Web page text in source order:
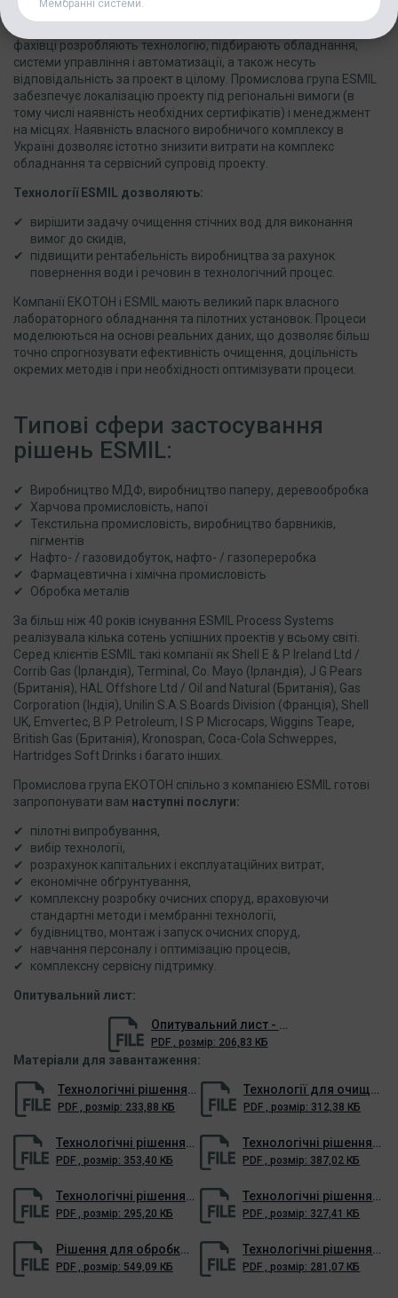
в області розробки рішень для очищення «складних» стічних
фахівці розробляють технологію, підбирають обладнання,
системи управління і автоматизації, а також несуть
відповідальність за проект в цілому. Промислова група ESMIL
забезпечує локалізацію проекту під регіональні вимоги (в
тому числі наявність необхідних сертифікатів) і менеджмент
на місцях. Наявність власного виробничого комплексу в
Україні дозволяє істотно знизити витрати на комплекс
обладнання та сервісний супровід проекту.
Технології ESMIL дозволяють:
вирішити задачу очищення стічних вод для виконання
вимог до скидів,
підвищити рентабельність виробництва за рахунок
повернення води і речовин в технологічний процес.
Компанії ЕКОТОН і ESMIL мають великий парк власного
лабораторного обладнання та пілотних установок. Процеси
моделюються на основі реальних даних, що дозволяє більш
точно спрогнозувати ефективність очищення, доцільність
окремих методів і при необхідності оптимізувати процеси.
Типові сфери застосування
рішень ESMIL:
Виробництво МДФ, виробництво паперу, деревообробка
Харчова промисловість, напої
Текстильна промисловість, виробництво барвників,
пігментів
Нафто- / газовидобуток, нафто- / газопереробка
Фармацевтична і хімічна промисловість
Обробка металів
За більш ніж 40 років існування ESMIL Process Systems
реалізувала кілька сотень успішних проектів у всьому світі.
Серед клієнтів ESMIL такі компанії як Shell E & P Ireland Ltd /
Corrib Gas (Ірландія), Terminal, Co. Mayo (Ірландія), J G Pears
(Британія), HAL Offshore Ltd / Oil and Natural (Британія), Gas
Corporation (Індія), Unilin S.A.S.Boards Division (Франція), Shell
UK, Emvertec, B.P. Petroleum, I S P Microcaps, Wiggins Teape,
British Gas (Британія), Kronospan, Coca-Cola Schweppes,
Hartridges Soft Drinks і багато інших.
Промислова група ЕКОТОН спільно з компанією ESMIL готові
запропонувати вам наступні послуги:
пілотні випробування,
вибір технології,
розрахунок капітальних і експлуатаційних витрат,
економічне обґрунтування,
комплексну розробку очисних споруд, враховуючи
стандартні методи і мембранні технології,
будівництво, монтаж і запуск очисних споруд,
навчання персоналу і оптимізацію процесів,
комплексну сервісну підтримку.
Опитувальний лист:
PDF, розмір: 206,83 КБ
Матеріали для завантаження:
PDF , розмір: 233,88 КБ PDF , розмір: 312,38 КБ
PDF , розмір: 353,40 КБ PDF , розмір: 387,02 КБ
PDF , розмір: 295,20 КБ PDF , розмір: 327,41 КБ
PDF , розмір: 549,09 КБ PDF , розмір: 281,07 КБ
Мембранні системи.